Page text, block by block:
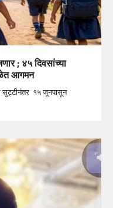
; ४५ दिवसांच्या
आगमन
सुट्टीनंतर १५ जूनपासून